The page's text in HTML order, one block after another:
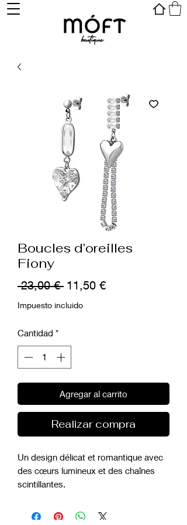
Boucles d’oreilles
Fiony
23,00 € Precio
11,50 €Precio
Impuesto incluido
Cantidad *
Agregar al carrito
Realizar compra
Un design délicat et romantique avec
des cœurs lumineux et des chaînes
scintillantes.
mouvement et éclat à chaque geste.